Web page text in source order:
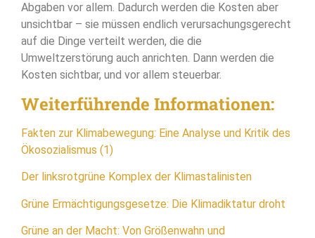
Abgaben vor allem. Dadurch werden die Kosten aber
unsichtbar – sie müssen endlich verursachungsgerecht
auf die Dinge verteilt werden, die die
Umweltzerstörung auch anrichten. Dann werden die
Kosten sichtbar, und vor allem steuerbar.
Weiterführende Informationen:
Fakten zur Klimabewegung: Eine Analyse und Kritik des
Ökosozialismus (1)
Der linksrotgrüne Komplex der Klimastalinisten
Grüne Ermächtigungsgesetze: Die Klimadiktatur droht
Grüne an der Macht: Von Größenwahn und